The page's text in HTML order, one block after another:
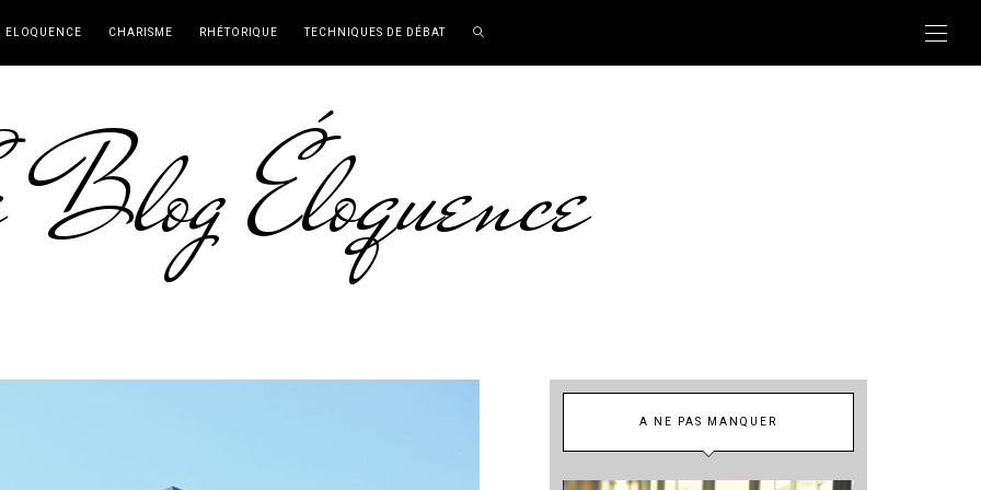
ELOQUENCE CHARISME RHÉTORIQUE TECHNIQUES DE DÉBAT
Éloquence
A NE PAS MANQUER